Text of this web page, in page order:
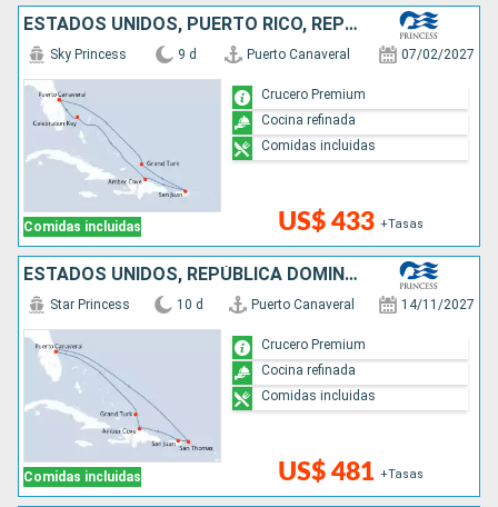
ESTADOS UNIDOS, PUERTO RICO, REPÚBLICA DOMINICANA, BAHAMAS
Comidas incluidas
Sky Princess 9 d Puerto Canaveral 07/02/2027
US$ 433 +Tasas
Crucero Premium
Cocina refinada
Comidas incluidas
ESTADOS UNIDOS, REPÚBLICA DOMINICANA, PUERTO RICO, SAN MARTÍN
Comidas incluidas
Star Princess 10 d Puerto Canaveral 14/11/2027
US$ 481 +Tasas
Crucero Premium
Cocina refinada
Comidas incluidas